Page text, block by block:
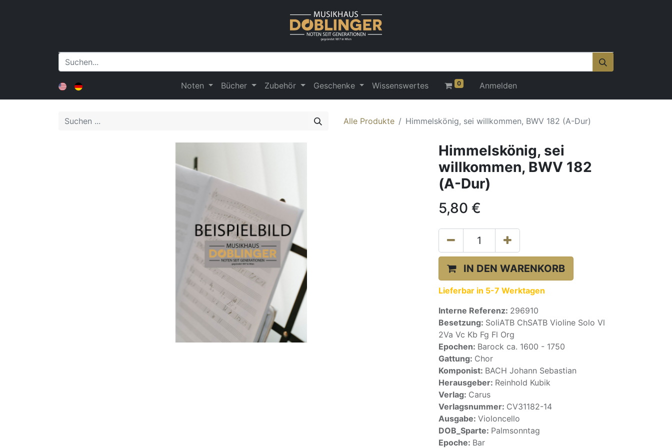
Noten Bücher Zubehör Geschenke Wissenswertes 0 Anmelden
Alle Produkte Himmelskönig, sei willkommen, BWV 182 (A-Dur)
Himmelskönig, sei
willkommen, BWV 182
(A-Dur)
5,80 €
IN DEN WARENKORB
Lieferbar in 5-7 Werktagen
Interne Referenz: 296910
Besetzung: SoliATB ChSATB Violine Solo Vl
2Va Vc Kb Fg Fl Org
Epochen: Barock ca. 1600 - 1750
Gattung: Chor
Komponist: BACH Johann Sebastian
Herausgeber: Reinhold Kubik
Verlag: Carus
Verlagsnummer: CV31182-14
Ausgabe: Violoncello
DOB_Sparte: Palmsonntag
Epoche: Bar